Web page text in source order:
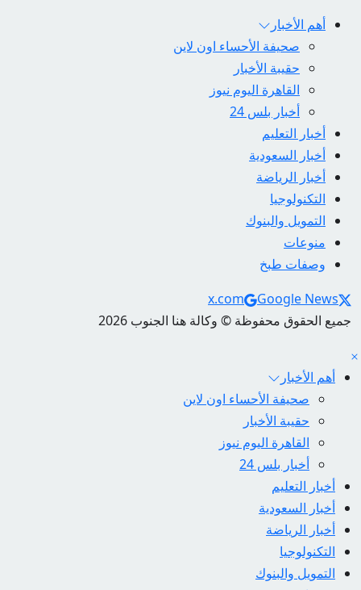
أهم الأخبار
صحيفة الأحساء اون لاين
حقيبة الأخبار
القاهرة اليوم نيوز
أخبار بلس 24
أخبار التعليم
أخبار السعودية
أخبار الرياضة
التكنولوجيا
التمويل والبنوك
منوعات
وصفات طبخ
Social Links
x.com
Google News
جميع الحقوق محفوظة © وكالة هنا الجنوب 2026
أهم الأخبار
صحيفة الأحساء اون لاين
حقيبة الأخبار
القاهرة اليوم نيوز
أخبار بلس 24
أخبار التعليم
أخبار السعودية
أخبار الرياضة
التكنولوجيا
التمويل والبنوك